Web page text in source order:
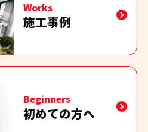
Works
施工事例
Beginners
初めての方へ